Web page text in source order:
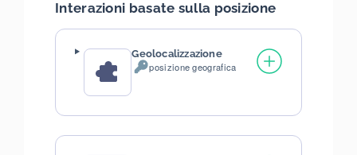
Interazioni basate sulla posizione
Geolocalizzazione
Datiposizione geografica